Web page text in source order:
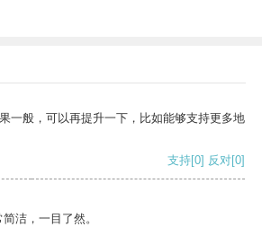
一般，可以再提升一下，比如能够支持更多地
支持[0] 反对[0]
洁，一目了然。